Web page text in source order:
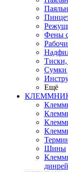
Фены
Сумки
Ещё
Шины